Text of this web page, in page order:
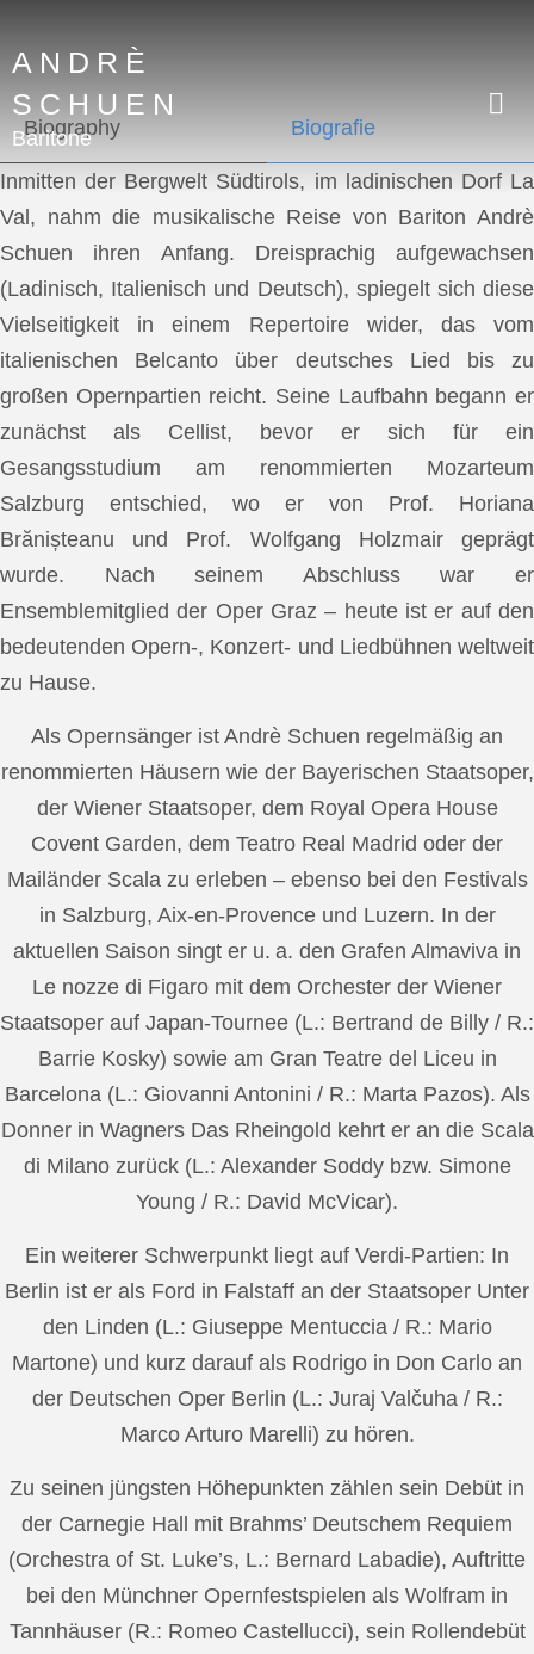
ANDRÈ
SCHUEN
Baritone
Biography Biografie
Inmitten der Bergwelt Südtirols, im ladinischen Dorf La
Val, nahm die musikalische Reise von Bariton Andrè
Schuen ihren Anfang. Dreisprachig aufgewachsen
(Ladinisch, Italienisch und Deutsch), spiegelt sich diese
Vielseitigkeit in einem Repertoire wider, das vom
italienischen Belcanto über deutsches Lied bis zu
großen Opernpartien reicht. Seine Laufbahn begann er
zunächst als Cellist, bevor er sich für ein
Gesangsstudium am renommierten Mozarteum
Salzburg entschied, wo er von Prof. Horiana
Brănișteanu und Prof. Wolfgang Holzmair geprägt
wurde. Nach seinem Abschluss war er
Ensemblemitglied der Oper Graz – heute ist er auf den
bedeutenden Opern-, Konzert- und Liedbühnen weltweit
zu Hause.
Als Opernsänger ist Andrè Schuen regelmäßig an
renommierten Häusern wie der Bayerischen Staatsoper,
der Wiener Staatsoper, dem Royal Opera House
Covent Garden, dem Teatro Real Madrid oder der
Mailänder Scala zu erleben – ebenso bei den Festivals
in Salzburg, Aix-en-Provence und Luzern. In der
aktuellen Saison singt er u. a. den Grafen Almaviva in
Le nozze di Figaro mit dem Orchester der Wiener
Staatsoper auf Japan-Tournee (L.: Bertrand de Billy / R.:
Barrie Kosky) sowie am Gran Teatre del Liceu in
Barcelona (L.: Giovanni Antonini / R.: Marta Pazos). Als
Donner in Wagners Das Rheingold kehrt er an die Scala
di Milano zurück (L.: Alexander Soddy bzw. Simone
Young / R.: David McVicar).
Ein weiterer Schwerpunkt liegt auf Verdi-Partien: In
Berlin ist er als Ford in Falstaff an der Staatsoper Unter
den Linden (L.: Giuseppe Mentuccia / R.: Mario
Martone) und kurz darauf als Rodrigo in Don Carlo an
der Deutschen Oper Berlin (L.: Juraj Valčuha / R.:
Marco Arturo Marelli) zu hören.
Zu seinen jüngsten Höhepunkten zählen sein Debüt in
der Carnegie Hall mit Brahms’ Deutschem Requiem
(Orchestra of St. Luke’s, L.: Bernard Labadie), Auftritte
bei den Münchner Opernfestspielen als Wolfram in
Tannhäuser (R.: Romeo Castellucci), sein Rollendebüt